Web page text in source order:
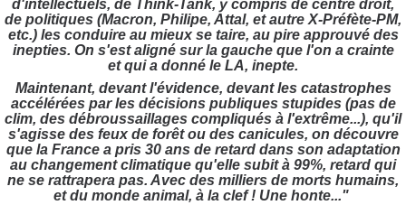
d'intellectuels, de Think-Tank, y compris de centre droit,
de politiques (Macron, Philipe, Attal, et autre X-Préfète-PM,
etc.) les conduire au mieux se taire, au pire approuvé des
inepties. On s'est aligné sur la gauche que l'on a crainte
et qui a donné le LA, inepte.
Maintenant, devant l'évidence, devant les catastrophes
accélérées par les décisions publiques stupides (pas de
clim, des débroussaillages compliqués à l'extrême...), qu'il
s'agisse des feux de forêt ou des canicules, on découvre
que la France a pris 30 ans de retard dans son adaptation
au changement climatique qu'elle subit à 99%, retard qui
ne se rattrapera pas. Avec des milliers de morts humains,
et du monde animal, à la clef ! Une honte..."